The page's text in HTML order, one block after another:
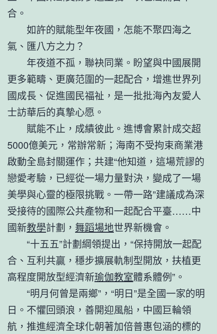
合。
如許的賦能型年夜國，怎能不聚四海之
氣、匯八方之力？
年夜道不孤，聯袂同業。盼望與中國展開
更多範疇、更廣范圍的一起配合，增進世界列
國成長、促進國民福祉，是一批批海內友愛人
士訪華后的真摯心愿。
賦能不止，成績彼此。進博會累計成交超
5000億美元，常辦常新；海南不受拘束商業港
啟動全島封關運作；共建“他知道，這場荒謬的
戀愛考驗，已經從一場力量對決，變成了一場
美學與心靈的極限挑戰。一帶一路”建議成為深
受接待的國際公共產物和一起配合平臺……中
國新教學計劃， 舞蹈場地世界新機會。
“十五五”計劃綱領提出，“保持開放一起配
合、互利共贏，穩步擴展軌制型開放，扶植更
高程度開放型經濟新瑜伽教室體系體例”。
“明月何曾是兩鄉”，“明日”是全國一家的明
日。不懼回頭浪，善開迎風船，中國巨輪領
航，推進經濟全球化朝著加倍普惠包涵的標的